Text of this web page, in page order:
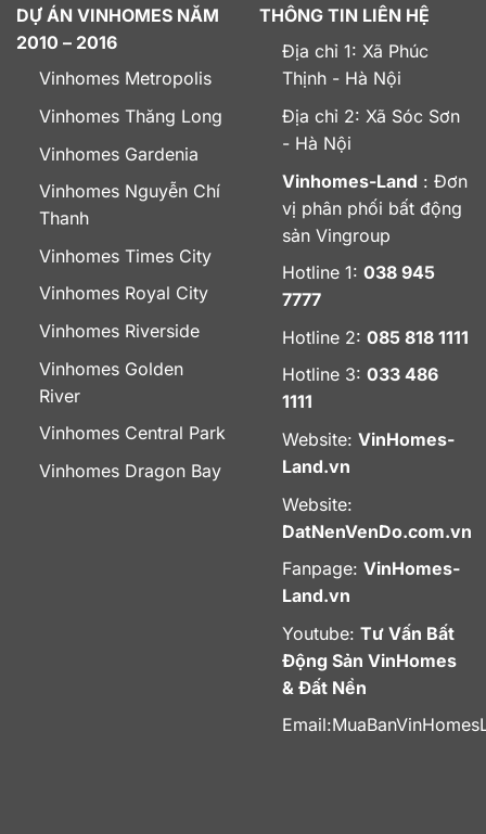
DỰ ÁN VINHOMES NĂM
2010 – 2016
Vinhomes Metropolis
Vinhomes Thăng Long
Vinhomes Gardenia
Vinhomes Nguyễn Chí
Thanh
Vinhomes Times City
Vinhomes Royal City
Vinhomes Riverside
Vinhomes Golden
River
Vinhomes Central Park
Vinhomes Dragon Bay
THÔNG TIN LIÊN HỆ
Địa chỉ 1: Xã Phúc
Thịnh - Hà Nội
Địa chỉ 2: Xã Sóc Sơn
- Hà Nội
Vinhomes-Land : Đơn
vị phân phối bất động
sản Vingroup
Hotline 1: 038 945
7777
Hotline 2: 085 818 1111
Hotline 3: 033 486
1111
Website: VinHomes-
Land.vn
Website:
DatNenVenDo.com.vn
Fanpage: VinHomes-
Land.vn
Youtube: Tư Vấn Bất
Động Sản VinHomes
& Đất Nền
Email: